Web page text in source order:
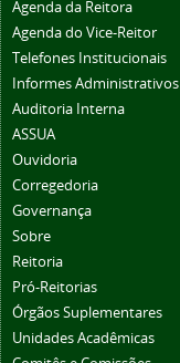
Agenda da Reitora
Agenda do Vice-Reitor
Telefones Institucionais
Informes Administrativos
Auditoria Interna
ASSUA
Ouvidoria
Corregedoria
Governança
Sobre
Reitoria
Pró-Reitorias
Órgãos Suplementares
Unidades Acadêmicas